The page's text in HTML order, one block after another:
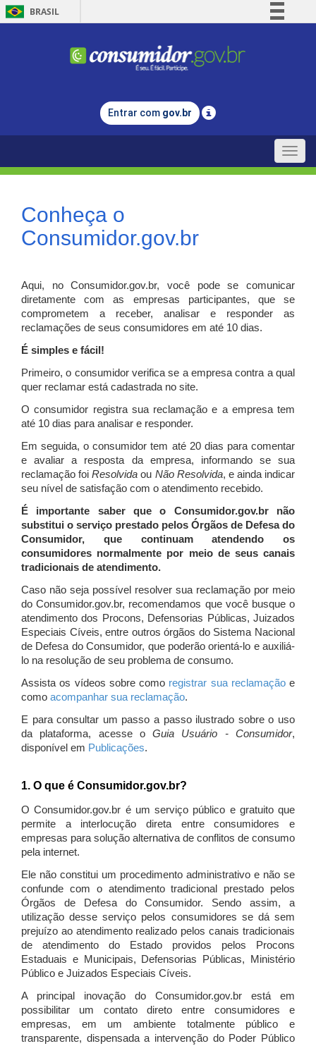
BRASIL
Comunica BR
Legislação
Entrar com gov.br
Toggle
Conheça o
Consumidor.gov.br
Aqui, no Consumidor.gov.br, você pode se comunicar
diretamente com as empresas participantes, que se
comprometem a receber, analisar e responder as
reclamações de seus consumidores em até 10 dias.
É simples e fácil!
Primeiro, o consumidor verifica se a empresa contra a qual
quer reclamar está cadastrada no site.
O consumidor registra sua reclamação e a empresa tem
até 10 dias para analisar e responder.
Em seguida, o consumidor tem até 20 dias para comentar
e avaliar a resposta da empresa, informando se sua
reclamação foiResolvida ou Não Resolvida, e ainda indicar
seu nível de satisfação com o atendimento recebido.
É importante saber que o Consumidor.gov.br não
substitui o serviço prestado pelos Órgãos de Defesa do
Consumidor, que continuam atendendo os
consumidores normalmente por meio de seus canais
tradicionais de atendimento.
Caso não seja possível resolver sua reclamação por meio
do Consumidor.gov.br, recomendamos que você busque o
atendimento dos Procons, Defensorias Públicas, Juizados
Especiais Cíveis, entre outros órgãos do Sistema Nacional
de Defesa do Consumidor, que poderão orientá-lo e auxiliá-
lo na resolução de seu problema de consumo.
Assista os vídeos sobre como registrar sua reclamaçãoe
como acompanhar sua reclamação.
E para consultar um passo a passo ilustrado sobre o uso
da plataforma, acesse oGuia Usuário - Consumidor,
disponível em Publicações.
1. O que é Consumidor.gov.br?
O Consumidor.gov.br é um serviço público e gratuito que
permite a interlocução direta entre consumidores e
empresas para solução alternativa de conflitos de consumo
pela internet.
Ele não constitui um procedimento administrativo e não se
confunde com o atendimento tradicional prestado pelos
Órgãos de Defesa do Consumidor. Sendo assim, a
utilização desse serviço pelos consumidores se dá sem
prejuízo ao atendimento realizado pelos canais tradicionais
de atendimento do Estado providos pelos Procons
Estaduais e Municipais, Defensorias Públicas, Ministério
Público e Juizados Especiais Cíveis.
A principal inovação do Consumidor.gov.br está em
possibilitar um contato direto entre consumidores e
empresas, em um ambiente totalmente público e
transparente, dispensada a intervenção do Poder Público